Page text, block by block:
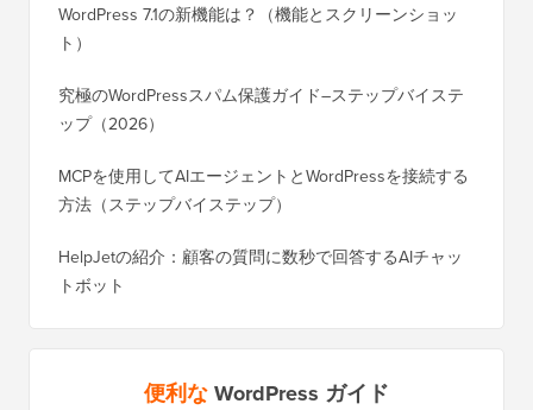
WordPress 7.1の新機能は？（機能とスクリーンショッ
ト）
究極のWordPressスパム保護ガイド–ステップバイステ
ップ（2026）
MCPを使用してAIエージェントとWordPressを接続する
方法（ステップバイステップ）
HelpJetの紹介：顧客の質問に数秒で回答するAIチャッ
トボット
便利なWordPress ガイド